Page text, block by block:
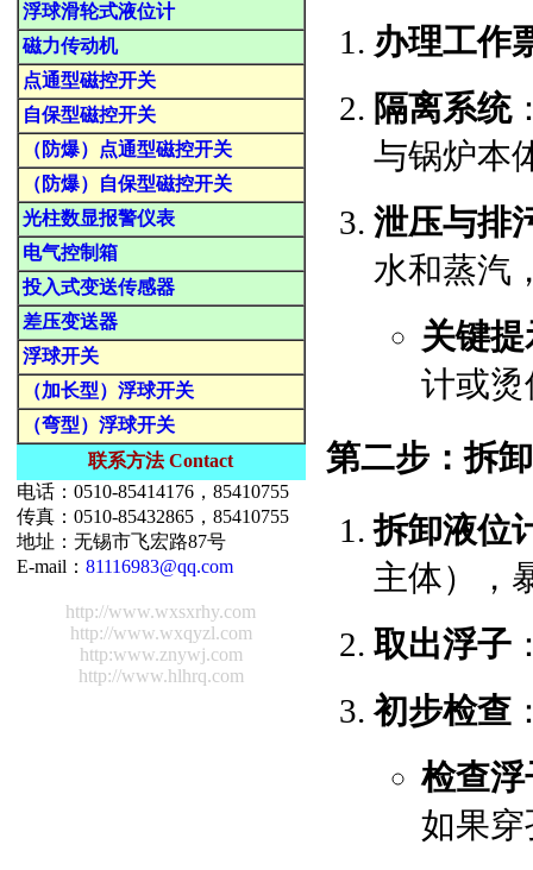
浮球滑轮式液位计
磁力传动机
点通型磁控开关
自保型磁控开关
（防爆）点通型磁控开关
（防爆）自保型磁控开关
光柱数显报警仪表
电气控制箱
投入式变送传感器
差压变送器
浮球开关
（加长型）浮球开关
（弯型）浮球开关
联系方法 Contact
电话：0510-85414176，85410755
传真：0510-85432865，85410755
地址：无锡市飞宏路87号
E-mail： 81116983@qq.com
http://www.wxsxrhy.com
http://www.wxqyzl.com
http:www.znywj.com
http://www.hlhrq.com
办理工作
隔离系统
与锅炉本
泄压与排
水和蒸汽
关键提
计或
第二步：拆
拆卸液位
主体），
取出浮子
初步检查
检查浮
如果